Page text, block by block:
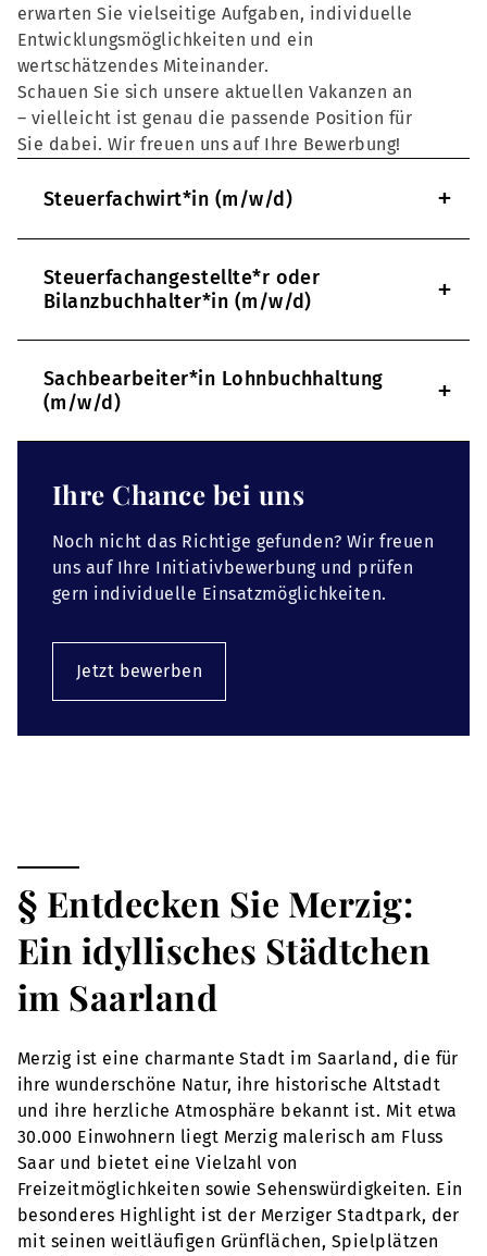
erwarten Sie vielseitige Aufgaben, individuelle
Entwicklungsmöglichkeiten und ein
wertschätzendes Miteinander.
Schauen Sie sich unsere aktuellen Vakanzen an
– vielleicht ist genau die passende Position für
Sie dabei. Wir freuen uns auf Ihre Bewerbung!
Steuerfachwirt*in (m/w/d) +
Steuerfachangestellte*r oder
Bilanzbuchhalter*in (m/w/d)
+
Sachbearbeiter*in Lohnbuchhaltung
(m/w/d)
+
Ihre Chance bei uns
Noch nicht das Richtige gefunden? Wir freuen
uns auf Ihre Initiativbewerbung und prüfen
gern individuelle Einsatzmöglichkeiten.
Jetzt bewerben
§ Entdecken Sie Merzig:
Ein idyllisches Städtchen
im Saarland
Merzig ist eine charmante Stadt im Saarland, die für
ihre wunderschöne Natur, ihre historische Altstadt
und ihre herzliche Atmosphäre bekannt ist. Mit etwa
30.000 Einwohnern liegt Merzig malerisch am Fluss
Saar und bietet eine Vielzahl von
Freizeitmöglichkeiten sowie Sehenswürdigkeiten. Ein
besonderes Highlight ist der Merziger Stadtpark, der
mit seinen weitläufigen Grünflächen, Spielplätzen